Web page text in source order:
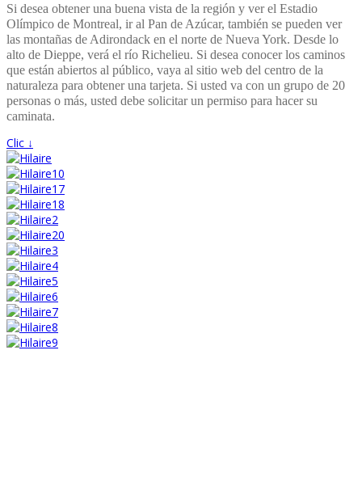
Si desea obtener una buena vista de la región y ver el Estadio
Olímpico de Montreal, ir al Pan de Azúcar, también se pueden ver
las montañas de Adirondack en el norte de Nueva York. Desde lo
alto de Dieppe, verá el río Richelieu. Si desea conocer los caminos
que están abiertos al público, vaya al sitio web del centro de la
naturaleza para obtener una tarjeta. Si usted va con un grupo de 20
personas o más, usted debe solicitar un permiso para hacer su
caminata.
Clic ↓